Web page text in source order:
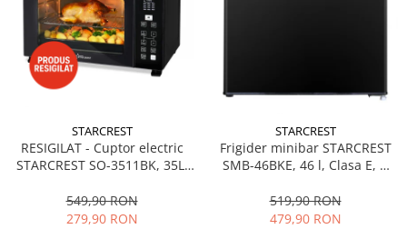
STARCREST
RESIGILAT - Cuptor electric
STARCREST SO-3511BK, 35L,
Programe predefinite,
Interfata digitala, Negru
549,90 RON
279,90 RON
STARCREST
Frigider minibar STARCREST
SMB-46BKE, 46 l, Clasa E, H
519,90 RON
479,90 RON